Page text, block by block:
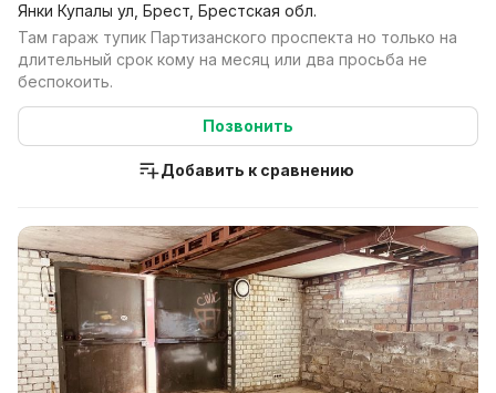
Янки Купалы ул, Брест, Брестская обл.
Там гараж тупик Партизанского проспекта но только на
длительный срок кому на месяц или два просьба не
беспокоить.
Позвонить
Добавить к сравнению